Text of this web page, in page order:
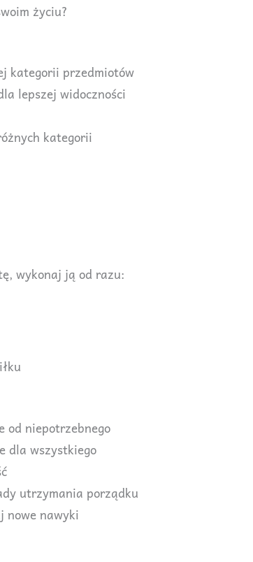
życiu?
kategorii przedmiotów
lepszej widoczności
kategorii
wykonaj ją od razu:
od niepotrzebnego
dla wszystkiego
utrzymania porządku
nowe nawyki